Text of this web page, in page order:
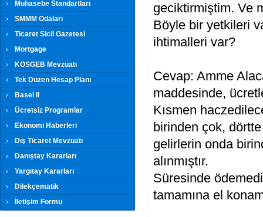
Muhasebe Standartları
SMMM Odaları
Ticaret Sicil Gazetesi
Mortgage
KOSGEB Mevzuatı
Tek Düzen Hesap Planı
Basel II
Ücretsiz Programlar
Ekonomi Haberleri
Dış Ticaret Mevzuatı
Danıştay Kararları
Yargıtay Kararları
Dilekçematik
İletişim Formu
geciktirmiştim. Ve
Böyle bir yetkileri
ihtimalleri var?
Cevap: Amme
maddesinde,
Kısmen
birinden çok,
gelirlerin onda
alınmıştır.
Süresinde
tamamına el